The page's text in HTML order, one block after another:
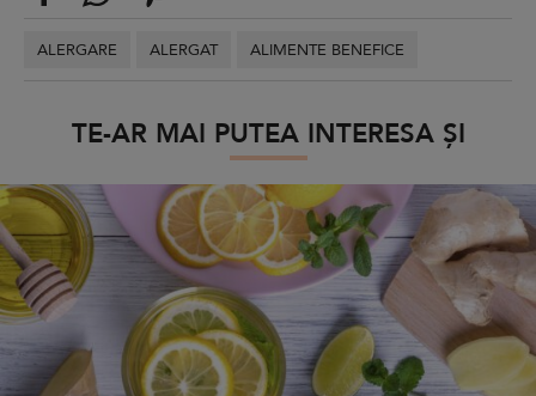
ALERGARE ALERGAT ALIMENTE BENEFICE
TE-AR MAI PUTEA INTERESA ȘI